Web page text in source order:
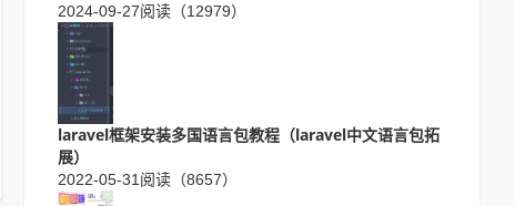
2024-09-27阅读（12979）
laravel框架安装多国语言包教程（laravel中文语言包拓
展）
2022-05-31 阅读（8657）